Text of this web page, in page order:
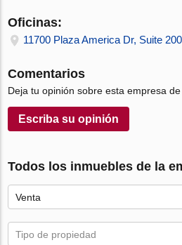
Oficinas:
11700 Plaza America Dr, Suite
Comentarios
Deja tu opinión sobre esta empresa de
Escriba su opinión
Todos los inmuebles de la
Venta
Tipo de propiedad